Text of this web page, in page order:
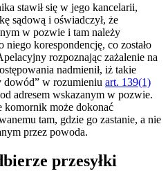
stawił się w jego kancelarii,
sądową i oświadczył, że
w pozwie i tam należy
korespondencję, co zostało
rozpoznając zażalenie na
nadmienił, iż takie
dowód” w rozumieniu art. 139(1)
adresem wskazanym w pozwie.
komornik może dokonać
tam, gdzie go zastanie, a nie
przez powoda.
przesyłki